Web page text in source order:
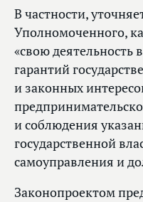
В частности,
Уполномоченного,
«свою деятельность
гарантий
и законных
и соблюдения
государственной
самоуправления и
Законопроектом